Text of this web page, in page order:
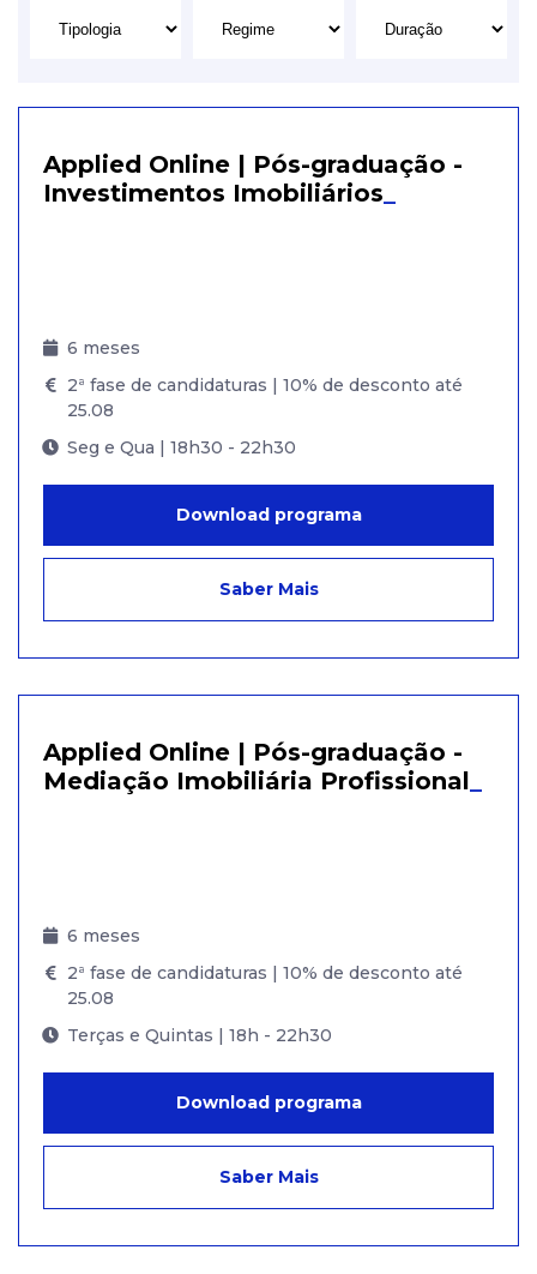
Applied Online | Pós-graduação -
Investimentos Imobiliários
6 meses
2ª fase de candidaturas | 10% de desconto até
25.08
Seg e Qua | 18h30 - 22h30
Download programa
Saber Mais
Applied Online | Pós-graduação -
Mediação Imobiliária Profissional
6 meses
2ª fase de candidaturas | 10% de desconto até
25.08
Terças e Quintas | 18h - 22h30
Download programa
Saber Mais